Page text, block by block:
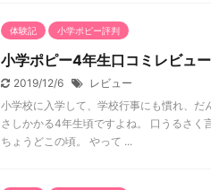
体験記 小学ポピー評判
小学ポピー4年生口コミレビュ
2019/12/6
レビュー
小学校に入学して、学校行事にも慣れ、
さしかかる4年生頃ですよね。 口うるさく
ちょうどこの頃。 やって ...